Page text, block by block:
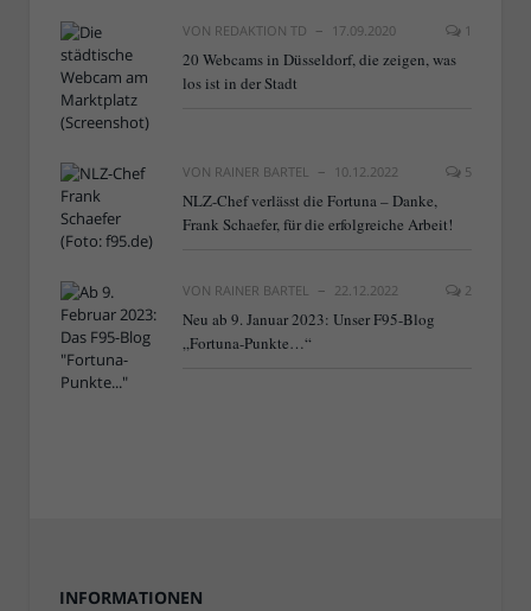
VON REDAKTION TD 17.09.2020 1
20 Webcams in Düsseldorf, die zeigen, was
los ist in der Stadt
VON RAINER BARTEL 10.12.2022 5
NLZ-Chef verlässt die Fortuna – Danke,
Frank Schaefer, für die erfolgreiche Arbeit!
VON RAINER BARTEL 22.12.2022 2
Neu ab 9. Januar 2023: Unser F95-Blog
„Fortuna-Punkte…“
INFORMATIONEN